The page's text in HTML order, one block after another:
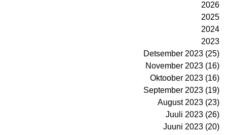
2026
2025
2024
2023
Detsember 2023 (25)
November 2023 (16)
Oktoober 2023 (16)
September 2023 (19)
August 2023 (23)
Juuli 2023 (26)
Juuni 2023 (20)